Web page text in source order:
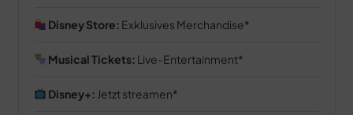
Disney Store: Exklusives Merchandise
Musical Tickets: Live-Entertainment
Disney+: Jetzt streamen